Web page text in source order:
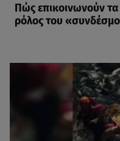
Πώς επικοινωνούν
ρόλος του